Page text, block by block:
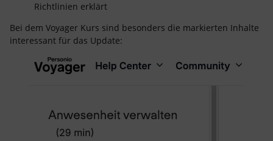
Richtlinien erklärt
Bei dem Voyager Kurs sind besonders die markierten Inhalte
interessant für das Update: